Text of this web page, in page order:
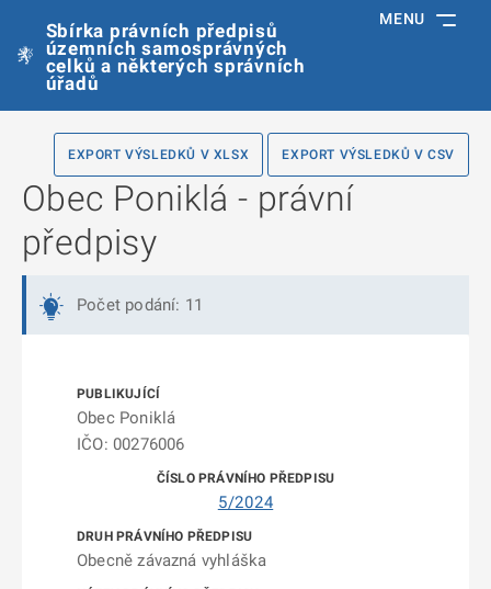
Sbírka právních předpisů
územních samosprávných
celků a některých správních
úřadů
MENU
EXPORT VÝSLEDKŮ V XLSX EXPORT VÝSLEDKŮ V CSV
Obec Poniklá - právní
předpisy
Počet podání: 11
Obec Poniklá
IČO: 00276006
5/2024
Obecně závazná vyhláška